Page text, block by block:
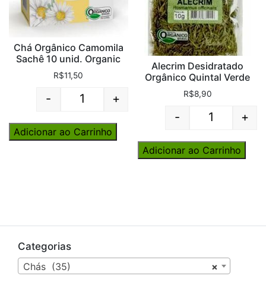
Chá Orgânico Camomila
Sachê 10 unid. Organic
R$11,50
Quantity
- +
Adicionar ao Carrinho
Alecrim Desidratado
Orgânico Quintal Verde
R$8,90
Quantity
- +
Adicionar ao Carrinho
Categorias
×
Chás (35)